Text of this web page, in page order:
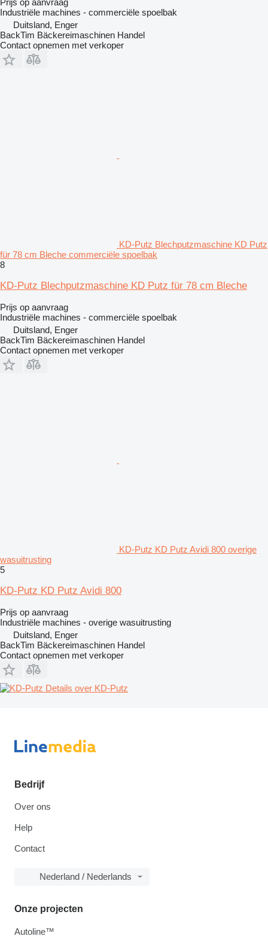
Prijs op aanvraag
Industriële machines - commerciële spoelbak
Duitsland, Enger
BackTim Bäckereimaschinen Handel
Contact opnemen met verkoper
KD-Putz Blechputzmaschine KD Putz
für 78 cm Bleche commerciële spoelbak
8
KD-Putz Blechputzmaschine KD Putz für 78 cm Bleche
Prijs op aanvraag
Industriële machines - commerciële spoelbak
Duitsland, Enger
BackTim Bäckereimaschinen Handel
Contact opnemen met verkoper
KD-Putz KD Putz Avidi 800 overige
wasuitrusting
5
KD-Putz KD Putz Avidi 800
Prijs op aanvraag
Industriële machines - overige wasuitrusting
Duitsland, Enger
BackTim Bäckereimaschinen Handel
Contact opnemen met verkoper
Details over KD-Putz
Bedrijf
Over ons
Help
Contact
Nederland / Nederlands
Onze projecten
Autoline™